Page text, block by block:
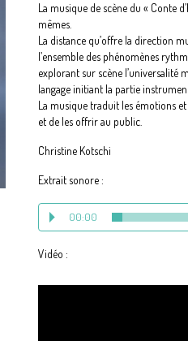
La musique de scène du « Conte
mêmes.
La distance qu’offre la direction
l’ensemble des phénomènes
explorant sur scène l’universalité
langage initiant la partie
La musique traduit les émotions
et de les offrir au public.
Christine Kotschi
Extrait sonore :
00:00
Vidéo :